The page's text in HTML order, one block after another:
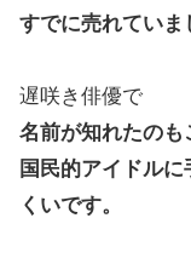
すでに売れていま
遅咲き俳優で
名前が知れたの
国民的アイドル
くいです。